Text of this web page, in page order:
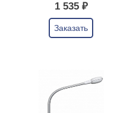
1 535 ₽
Заказать